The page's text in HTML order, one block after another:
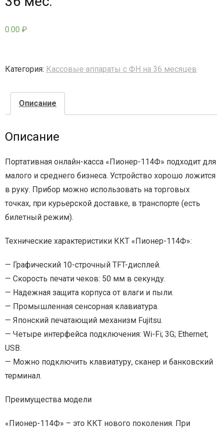
0.00 ₽
Категория: Кассовые аппараты с ФН на 36 месяцев
Описание
Описание
Портативная онлайн-касса «Пионер-114Ф» подходит для
малого и среднего бизнеса. Устройство хорошо ложится
в руку. Прибор можно использовать на торговых
точках, при курьерской доставке, в транспорте (есть
билетный режим).
Технические характеристики ККТ «Пионер-114Ф»:
— Графический 10-строчный TFT-дисплей.
— Скорость печати чеков: 50 мм в секунду.
— Надежная защита корпуса от влаги и пыли.
— Промышленная сенсорная клавиатура.
— Японский печатающий механизм Fujitsu.
— Четыре интерфейса подключения: Wi-Fi; 3G; Ethernet;
USB.
— Можно подключить клавиатуру, сканер и банковский
терминал.
Преимущества модели
«Пионер-114Ф» – это ККТ нового поколения. При